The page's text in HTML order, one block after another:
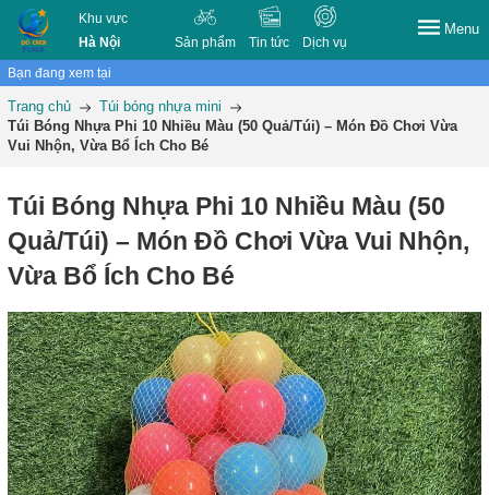
Khu vực
Hà Nội
Sản phẩm Tin tức Dịch vụ
Menu
Bạn đang xem tại
Trang chủ
Túi bóng nhựa mini
Túi Bóng Nhựa Phi 10 Nhiều Màu (50 Quả/Túi) – Món Đồ Chơi Vừa
Vui Nhộn, Vừa Bổ Ích Cho Bé
Túi Bóng Nhựa Phi 10 Nhiều Màu (50
Quả/Túi) – Món Đồ Chơi Vừa Vui Nhộn,
Vừa Bổ Ích Cho Bé